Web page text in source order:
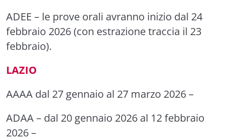
ADEE – le prove orali avranno inizio dal 24
febbraio 2026 (con estrazione traccia il 23
febbraio).
LAZIO
AAAA dal 27 gennaio al 27 marzo 2026 –
ADAA – dal 20 gennaio 2026 al 12 febbraio
2026 –